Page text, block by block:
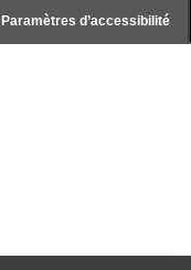
Paramètres d’accessibilité